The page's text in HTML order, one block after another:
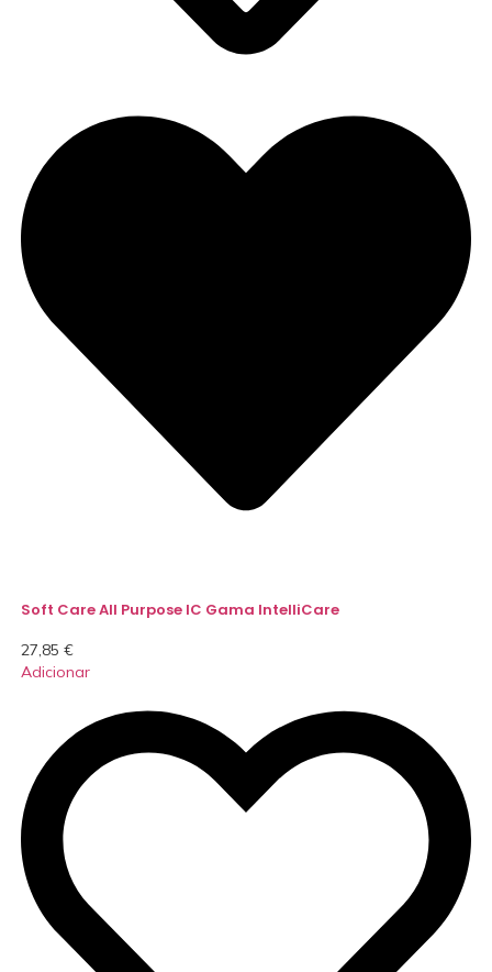
Soft Care All Purpose IC Gama IntelliCare
27,85 €
Adicionar